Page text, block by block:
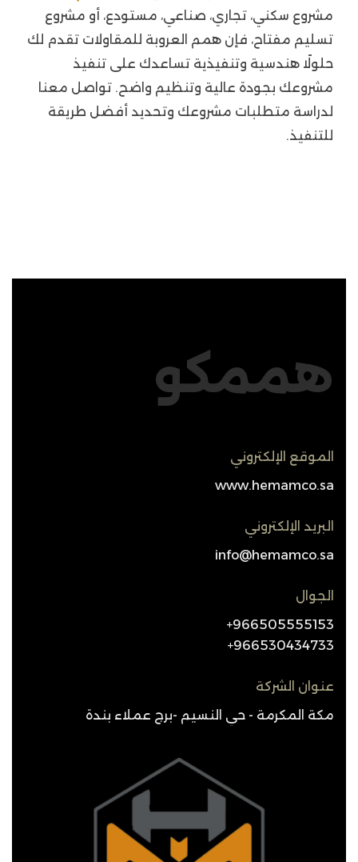
مشروع سكني، تجاري، صناعي، مستودع، أو مشروع
تسليم مفتاح، فإن همم العروبة للمقاولات تقدم لك
حلولًا هندسية وتنفيذية تساعدك على تنفيذ
مشروعك بجودة عالية وتنظيم واضح. تواصل معنا
لدراسة متطلبات مشروعك وتحديد أفضل طريقة
للتنفيذ.
هممكو
الموقع الإلكتروني
www.hemamco.sa
البريد الإلكتروني
info@hemamco.sa
الجوال
966505555153+
966530434733+
عنوان الشركة
مكة المكرمة - حي النسيم -برج عملاء بندة